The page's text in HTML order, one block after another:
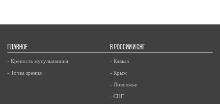
ГЛАВНОЕ
- Крепость мусульманина
- Точка зрения
В РОССИИ И СНГ
- Кавказ
- Крым
- Поволжье
- СНГ